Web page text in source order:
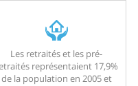
Les retraités et les pré-
représentaient 17,9%
de la population en 2005 et